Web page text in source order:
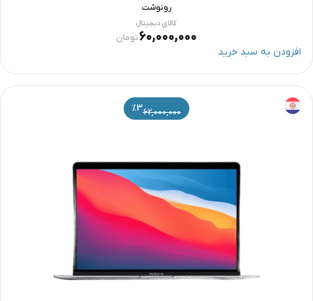
رونوشت
کالای دیجیتال
60,000,000تومان
افزودن به سبد خرید
62,000,000
%3